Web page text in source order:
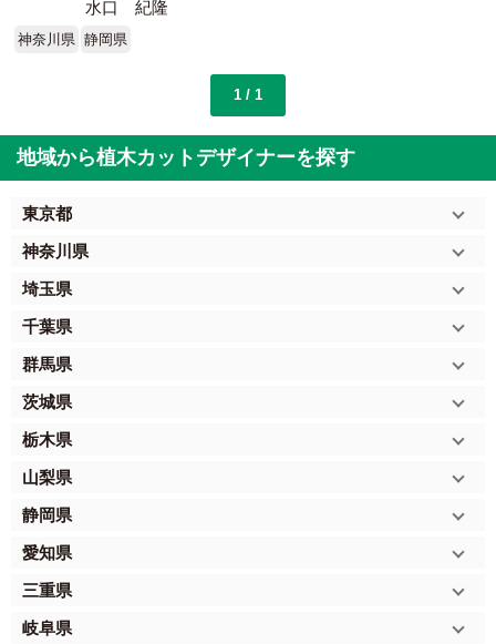
水口 紀隆
神奈川県 静岡県
1 / 1
地域から植木カットデザイナーを探す
東京都
神奈川県
埼玉県
千葉県
群馬県
茨城県
栃木県
山梨県
静岡県
愛知県
三重県
岐阜県